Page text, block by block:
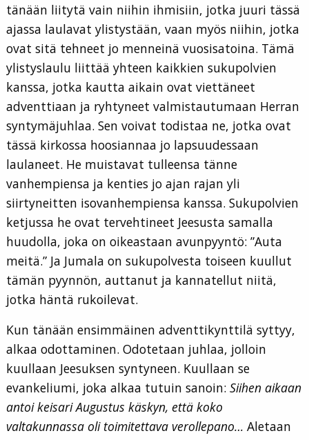
tänään liitytä vain niihin ihmisiin, jotka juuri tässä
ajassa laulavat ylistystään, vaan myös niihin, jotka
ovat sitä tehneet jo menneinä vuosisatoina. Tämä
ylistyslaulu liittää yhteen kaikkien sukupolvien
kanssa, jotka kautta aikain ovat viettäneet
adventtiaan ja ryhtyneet valmistautumaan Herran
syntymäjuhlaa. Sen voivat todistaa ne, jotka ovat
tässä kirkossa hoosiannaa jo lapsuudessaan
laulaneet. He muistavat tulleensa tänne
vanhempiensa ja kenties jo ajan rajan yli
siirtyneitten isovanhempiensa kanssa. Sukupolvien
ketjussa he ovat tervehtineet Jeesusta samalla
huudolla, joka on oikeastaan avunpyyntö: ”Auta
meitä.” Ja Jumala on sukupolvesta toiseen kuullut
tämän pyynnön, auttanut ja kannatellut niitä,
jotka häntä rukoilevat.
Kun tänään ensimmäinen adventtikynttilä syttyy,
alkaa odottaminen. Odotetaan juhlaa, jolloin
kuullaan Jeesuksen syntyneen. Kuullaan se
evankeliumi, joka alkaa tutuin sanoin: Siihen aikaan
antoi keisari Augustus käskyn, että koko
valtakunnassa oli toimitettava verollepano… Aletaan